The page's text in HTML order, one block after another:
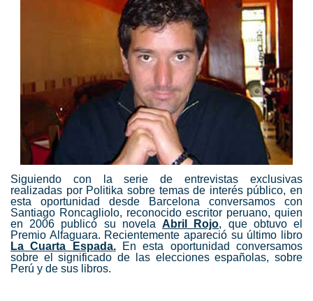
Siguiendo con la serie de entrevistas exclusivas
realizadas por Politika sobre temas de interés público, en
esta oportunidad desde Barcelona conversamos con
Santiago Roncagliolo, reconocido escritor peruano, quien
en 2006 publicó su novelaAbril Rojo, que obtuvo el
Premio Alfaguara. Recientemente apareció su último libro
La Cuarta Espada.En esta oportunidad conversamos
sobre el significado de las elecciones españolas, sobre
Perú y de sus libros.